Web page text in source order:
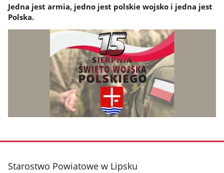
Jedna jest armia, jedno jest polskie wojsko i jedna jest
Polska.
stopka
Starostwo Powiatowe w Lipsku